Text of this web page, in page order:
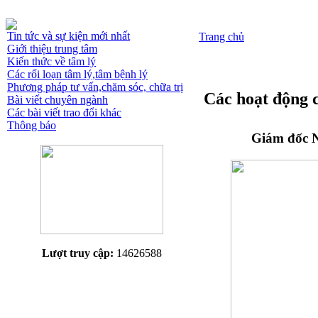
Tin tức và sự kiện mới nhất
Giới thiệu trung tâm
Kiến thức về tâm lý
Các rối loạn tâm lý,tâm bệnh lý
Phương pháp tư vấn,chăm sóc, chữa trị
Bài viết chuyên ngành
Các bài viết trao đổi khác
Thông báo
Lượt truy cập: 14626588
Trang chủ
Các hoạt động
Giám đốc